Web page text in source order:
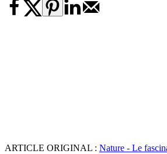
ARTICLE ORIGINAL : Nature - Le